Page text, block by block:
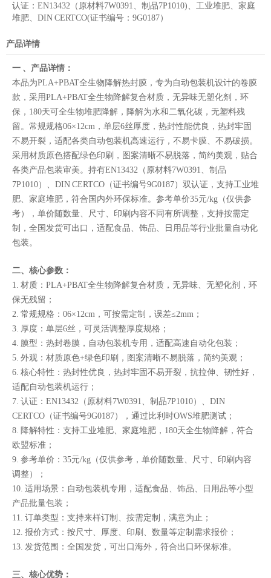
认证： EN13432（原材料7W0391、制品7P1010)、工业堆肥、家庭
堆肥、DIN CERTCO(证书编号：9G0187）
产品详情
一 、产品详情：
本品为PLA+PBAT全生物降解热封膜，专为自动包装机设计的卷膜
款，采用PLA+PBAT全生物降解复合材质，无异味无塑化剂，环
保，180天可全生物堆肥降解，降解为水和二氧化碳，无塑料残
留。常规规格06×12cm，单层6丝厚度，热封性能优良，热封牢固
不易开裂，适配各类自动包装机高速运行，不易卡膜、不易破损。
采用材质原色搭配绿色印刷，图案清晰不易脱落，简约美观，贴合
各类产品包装审美。持有EN13432（原材料7W0391、制品
7P1010）、DIN CERTCO（证书编号9G0187）双认证，支持工业堆
肥、家庭堆肥，符合国内外环保标准。参考单价35元/kg（仅供参
考），单价随数量、尺寸、印刷内容不同有所调整，支持按需定
制，全国发货可出口，适配食品、饰品、日用品等行业批量自动化
包装。
二、核心参数：
1. 材质：PLA+PBAT全生物降解复合材质，无异味、无塑化剂，环
保无残留；
2. 常规规格：06×12cm，可按需定制，误差≤2mm；
3. 厚度：单层6丝，可灵活调整厚度规格；
4. 膜型：热封卷膜，自动包装机专用，适配高速自动化包装；
5. 外观：材质原色+绿色印刷，图案清晰不易脱落，简约美观；
6. 核心特性：热封性优良，热封牢固不易开裂，抗拉伸、韧性好，
适配自动包装机运行；
7. 认证：EN13432（原材料7W0391、制品7P1010）、DIN
CERTCO（证书编号9G0187），通过比利时OWS堆肥测试；
8. 降解特性：支持工业堆肥、家庭堆肥，180天全生物降解，符合
欧盟标准；
9. 参考单价：35元/kg（仅供参考，单价随数量、尺寸、印刷内容
调整）；
10. 适用场景：自动包装机专用，适配食品、饰品、日用品等小型
产品批量包装；
11. 订单类型：支持来样订制、按需定制，满意为止；
12. 报价方式：按尺寸、厚度、印刷、数量等定制需求报价；
13. 发货范围：全国发货，可出口海外，符合出口环保标准。
三、核心优势：